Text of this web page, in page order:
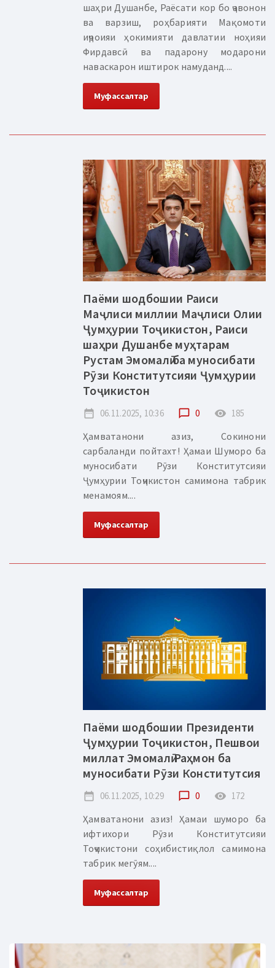
шаҳри Душанбе, Раёсати кор бо ҷавонон
ва варзиш, роҳбарияти Мақомоти
иҷроияи ҳокимияти давлатии ноҳияи
Фирдавсӣ ва падарону модарони
наваскарон иштирок намуданд....
Муфассалтар
Паёми шодбошии Раиси
Маҷлиси миллии Маҷлиси Олии
Ҷумҳурии Тоҷикистон, Раиси
шаҳри Душанбе муҳтарам
Рустам Эмомалӣ ба муносибати
Рӯзи Конститутсияи Ҷумҳурии
Тоҷикистон
date_range 06.11.2025, 10:36 chat_bubble_outline 0 remove_red_eye 185
Ҳамватанони азиз, Сокинони
сарбаланди пойтахт! Ҳамаи Шуморо ба
муносибати Рӯзи Конститутсияи
Ҷумҳурии Тоҷикистон самимона табрик
менамоям....
Муфассалтар
Паёми шодбошии Президенти
Ҷумҳурии Тоҷикистон, Пешвои
миллат Эмомалӣ Раҳмон ба
муносибати Рӯзи Конститутсия
date_range 06.11.2025, 10:29 chat_bubble_outline 0 remove_red_eye 172
Ҳамватанони азиз! Ҳамаи шуморо ба
ифтихори Рӯзи Конститутсияи
Тоҷикистони соҳибистиқлол самимона
табрик мегӯям....
Муфассалтар